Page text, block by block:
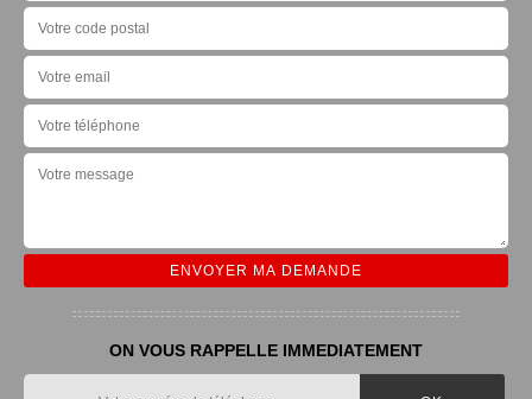
ON VOUS RAPPELLE IMMEDIATEMENT